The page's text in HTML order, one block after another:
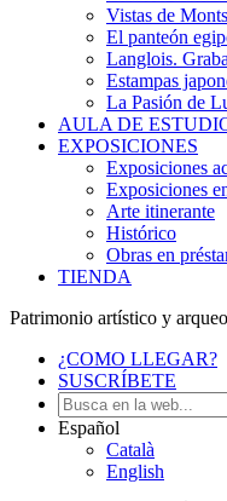
Vistas de
El panteón
Langlois.
Estampas
La Pasión de
AULA DE
EXPOSICIONES
Exposiciones
Exposiciones
Arte itinerante
Histórico
Obras en
TIENDA
Patrimonio artístico y
¿COMO LLEGAR?
SUSCRÍBETE
Español
Català
English